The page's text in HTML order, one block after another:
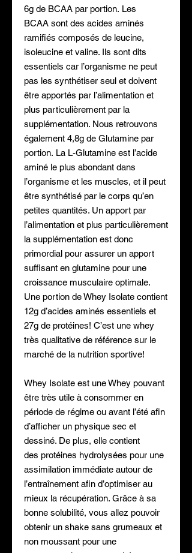
6g de BCAA par portion. Les
BCAA sont des acides aminés
ramifiés composés de leucine,
isoleucine et valine. Ils sont dits
essentiels car l’organisme ne peut
pas les synthétiser seul et doivent
être apportés par l’alimentation et
plus particulièrement par la
supplémentation. Nous retrouvons
également 4,8g de Glutamine par
portion. La L-Glutamine est l’acide
aminé le plus abondant dans
l’organisme et les muscles, et il peut
être synthétisé par le corps qu’en
petites quantités. Un apport par
l’alimentation et plus particulièrement
la supplémentation est donc
primordial pour assurer un apport
suffisant en glutamine pour une
croissance musculaire optimale.
Une portion de Whey Isolate contient
12g d’acides aminés essentiels et
27g de protéines! C’est une whey
très qualitative de référence sur le
marché de la nutrition sportive!
Whey Isolate est une Whey pouvant
être très utile à consommer en
période de régime ou avant l’été afin
d’afficher un physique sec et
dessiné. De plus, elle contient
des protéines hydrolysées pour une
assimilation immédiate autour de
l’entraînement afin d’optimiser au
mieux la récupération. Grâce à sa
bonne solubilité, vous allez pouvoir
obtenir un shake sans grumeaux et
non moussant pour une